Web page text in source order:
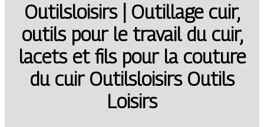
Outilsloi­sirs | Outillage cuir,
outils pour le travail du cuir,
lacets et fils pour la couture
du cuir Outilsloi­sirs Outils
Loisirs